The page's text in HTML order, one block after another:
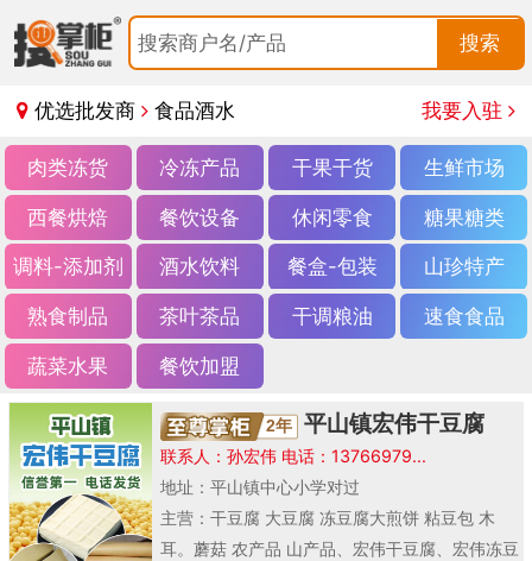
搜索商户名/产品 搜索
优选批发商 食品酒水 我要入驻
肉类冻货 冷冻产品 干果干货 生鲜市场
西餐烘焙 餐饮设备 休闲零食 糖果糖类
调料-添加剂 酒水饮料 餐盒-包装 山珍特产
熟食制品 茶叶茶品 干调粮油 速食食品
蔬菜水果 餐饮加盟
2年 平山镇宏伟干豆腐
联系人：孙宏伟 电话：13766979...
地址：平山镇中心小学对过
主营：干豆腐 大豆腐 冻豆腐大煎饼 粘豆包 木
耳。蘑菇 农产品 山产品、宏伟干豆腐、宏伟冻豆